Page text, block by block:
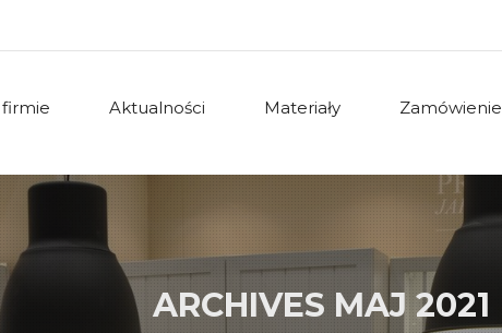
firmie Aktualności Materiały Zamówienie
ARCHIVES MAJ 2021